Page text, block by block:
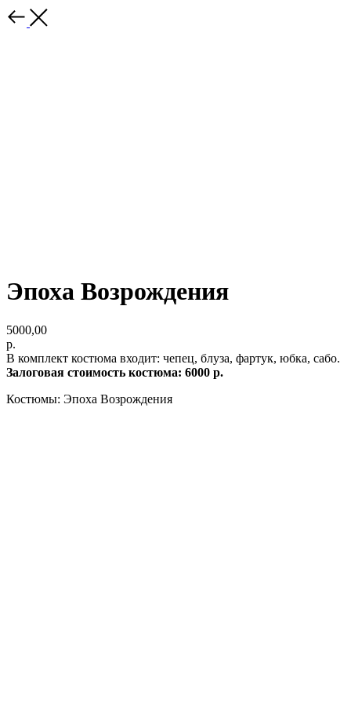
Эпоха Возрождения
5000,00
р.
В комплект костюма входит: чепец, блуза, фартук, юбка, сабо.
Залоговая стоимость костюма: 6000 р.
Костюмы: Эпоха Возрождения